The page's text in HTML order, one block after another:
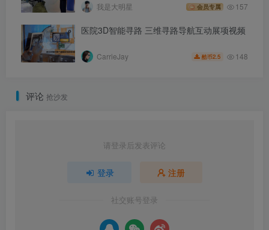
我是大明星 会员专属 157
医院3D智能寻路 三维寻路导航互动展项视频
CarrieJay 酷币2.5 148
评论 抢沙发
请登录后发表评论
登录 注册
社交账号登录